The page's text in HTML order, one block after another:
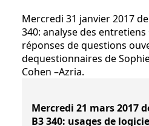
Mercredi 31 janvier 2017 de
340: analyse des entretiens
réponses de questions
dequestionnaires de
Cohen –Azria.
Mercredi 21 mars 2017
B3 340: usages de